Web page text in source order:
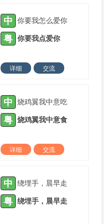
中 你要我怎么爱你
粤 你要我点爱你
详细
交流
中 烧鸡翼我中意吃
粤 烧鸡翼我中意食
详细
交流
中 绕埋手，晨早走
粤 绕埋手，晨早走